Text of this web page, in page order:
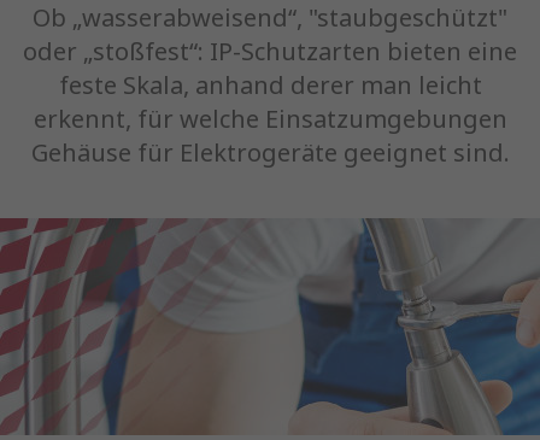
Ob „wasserabweisend“, "staubgeschützt"
oder „stoßfest“: IP-Schutzarten bieten eine
feste Skala, anhand derer man leicht
erkennt, für welche Einsatzumgebungen
Gehäuse für Elektrogeräte geeignet sind.